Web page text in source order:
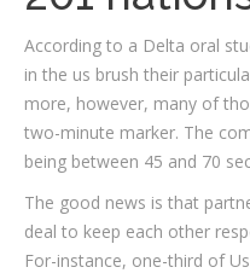
According to a Delta oral
in the us brush their
more, however, many of
two-minute marker. The
being between 45 and 70
The good news is that
deal to keep each other
For-instance, one-third of